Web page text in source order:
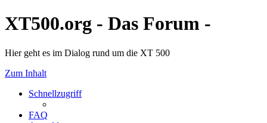
XT500.org - Das Forum -
Hier geht es im Dialog rund um die XT 500
Zum Inhalt
Schnellzugriff
FAQ